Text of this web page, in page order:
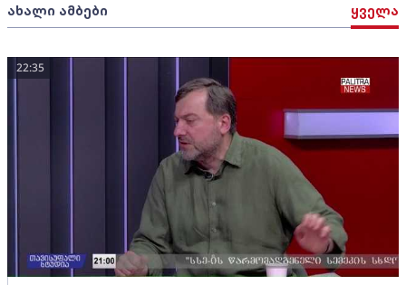
ახალი ამბები ყველა
22:35